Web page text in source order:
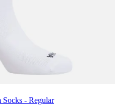
Socks - Regular